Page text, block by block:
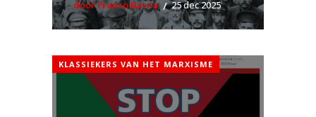
door Franco Bavila 25 dec 2025
KLASSIEKERS VAN HET MARXISME